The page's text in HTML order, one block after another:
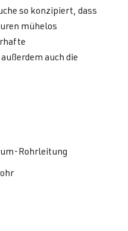
so konzipiert, dass
mühelos
auch die
Rohrleitung